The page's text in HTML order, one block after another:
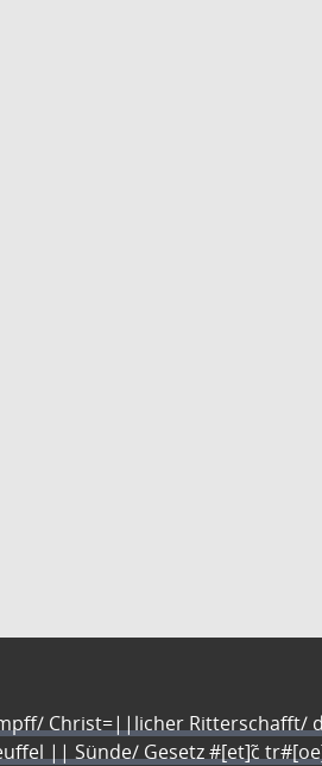
Christ=||licher Ritterschafft/
|| Sünde/ Gesetz #[et]c̃